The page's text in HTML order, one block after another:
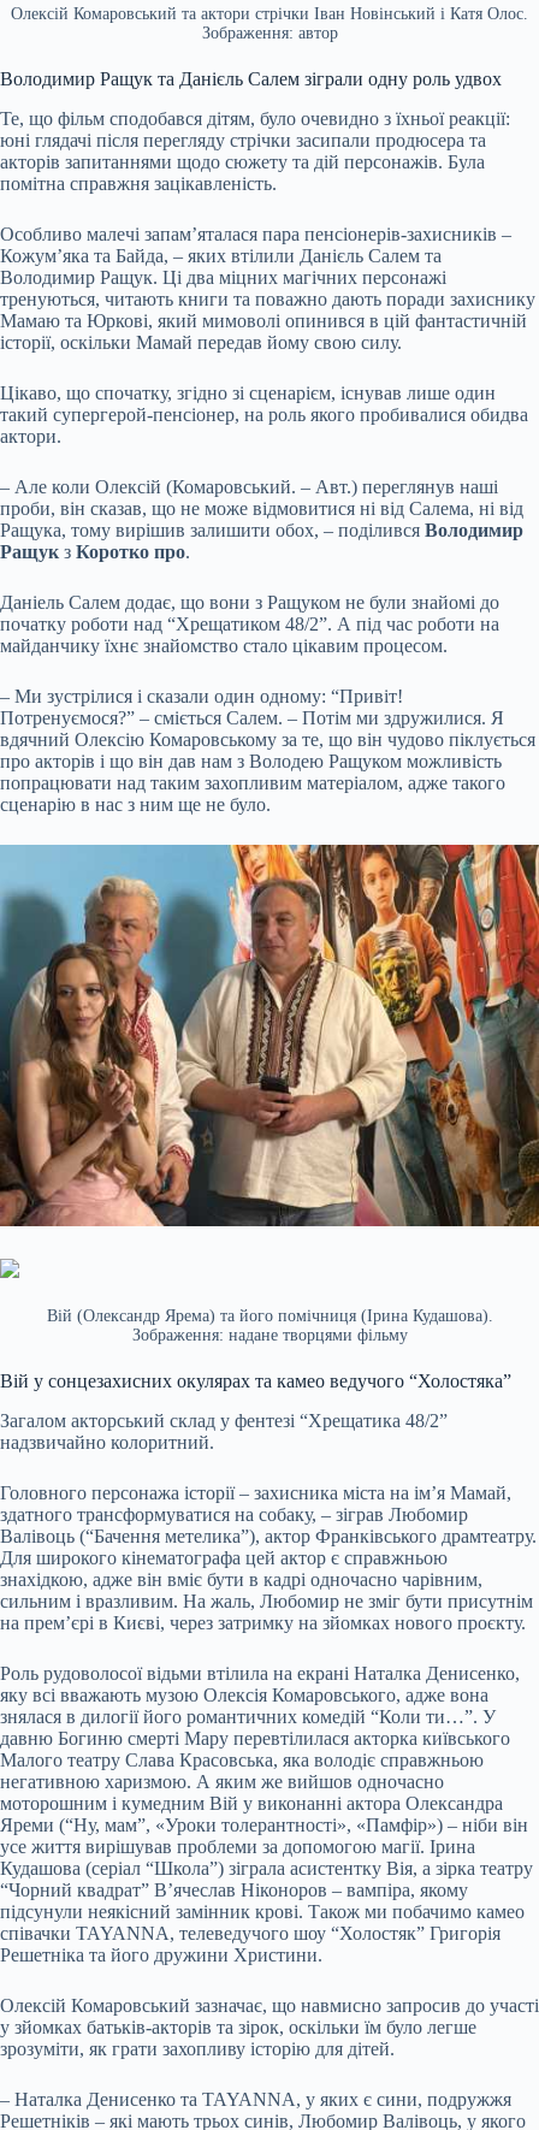
Олексій Комаровський та актори стрічки Іван Новінський і Катя Олос.
Зображення: автор
Володимир Ращук та Данієль Салем зіграли одну роль удвох
Те, що фільм сподобався дітям, було очевидно з їхньої реакції:
юні глядачі після перегляду стрічки засипали продюсера та
акторів запитаннями щодо сюжету та дій персонажів. Була
помітна справжня зацікавленість.
Особливо малечі запам’яталася пара пенсіонерів-захисників –
Кожум’яка та Байда, – яких втілили Данієль Салем та
Володимир Ращук. Ці два міцних магічних персонажі
тренуються, читають книги та поважно дають поради захиснику
Мамаю та Юркові, який мимоволі опинився в цій фантастичній
історії, оскільки Мамай передав йому свою силу.
Цікаво, що спочатку, згідно зі сценарієм, існував лише один
такий супергерой-пенсіонер, на роль якого пробивалися обидва
актори.
– Але коли Олексій (Комаровський. – Авт.) переглянув наші
проби, він сказав, що не може відмовитися ні від Салема, ні від
Ращука, тому вирішив залишити обох, – поділився Володимир
Ращук з Коротко про.
Даніель Салем додає, що вони з Ращуком не були знайомі до
початку роботи над “Хрещатиком 48/2”. А під час роботи на
майданчику їхнє знайомство стало цікавим процесом.
– Ми зустрілися і сказали один одному: “Привіт!
Потренуємося?” – сміється Салем. – Потім ми здружилися. Я
вдячний Олексію Комаровському за те, що він чудово піклується
про акторів і що він дав нам з Володею Ращуком можливість
попрацювати над таким захопливим матеріалом, адже такого
сценарію в нас з ним ще не було.
Вій (Олександр Ярема) та його помічниця (Ірина Кудашова).
Зображення: надане творцями фільму
Вій у сонцезахисних окулярах та камео ведучого “Холостяка”
Загалом акторський склад у фентезі “Хрещатика 48/2”
надзвичайно колоритний.
Головного персонажа історії – захисника міста на ім’я Мамай,
здатного трансформуватися на собаку, – зіграв Любомир
Валівоць (“Бачення метелика”), актор Франківського драмтеатру.
Для широкого кінематографа цей актор є справжньою
знахідкою, адже він вміє бути в кадрі одночасно чарівним,
сильним і вразливим. На жаль, Любомир не зміг бути присутнім
на прем’єрі в Києві, через затримку на зйомках нового проєкту.
Роль рудоволосої відьми втілила на екрані Наталка Денисенко,
яку всі вважають музою Олексія Комаровського, адже вона
знялася в дилогії його романтичних комедій “Коли ти…”. У
давню Богиню смерті Мару перевтілилася акторка київського
Малого театру Слава Красовська, яка володіє справжньою
негативною харизмою. А яким же вийшов одночасно
моторошним і кумедним Вій у виконанні актора Олександра
Яреми (“Ну, мам”, «Уроки толерантності», «Памфір») – ніби він
усе життя вирішував проблеми за допомогою магії. Ірина
Кудашова (серіал “Школа”) зіграла асистентку Вія, а зірка театру
“Чорний квадрат” В’ячеслав Ніконоров – вампіра, якому
підсунули неякісний замінник крові. Також ми побачимо камео
співачки TAYANNA, телеведучого шоу “Холостяк” Григорія
Решетніка та його дружини Христини.
Олексій Комаровський зазначає, що навмисно запросив до участі
у зйомках батьків-акторів та зірок, оскільки їм було легше
зрозуміти, як грати захопливу історію для дітей.
– Наталка Денисенко та TAYANNA, у яких є сини, подружжя
Решетніків – які мають трьох синів, Любомир Валівоць, у якого